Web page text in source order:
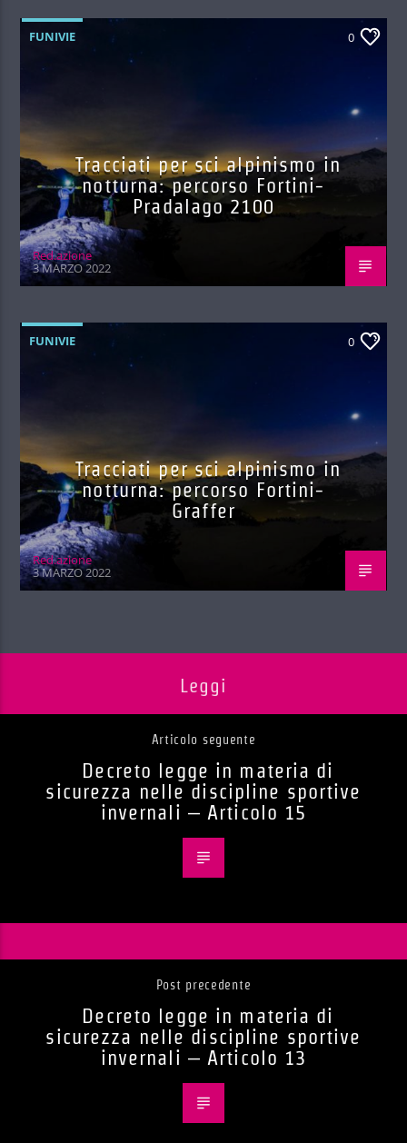
FUNIVIE 0
Tracciati per sci alpinismo in
notturna: percorso Fortini-
Pradalago 2100
Red.azione
3 MARZO 2022
FUNIVIE 0
Tracciati per sci alpinismo in
notturna: percorso Fortini-
Graffer
Red.azione
3 MARZO 2022
Leggi
Articolo seguente
Decreto legge in materia di
sicurezza nelle discipline sportive
invernali – Articolo 15
Post precedente
Decreto legge in materia di
sicurezza nelle discipline sportive
invernali – Articolo 13